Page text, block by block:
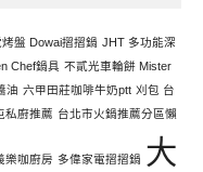
烤盤 Dowai摺摺鍋 JHT 多功能深
Chef鍋具 不貳光車輪餅 Mister
油 六甲田莊咖啡牛奶ptt 刈包 台
私廚推薦 台北市火鍋推薦分區懶
樂咖廚房 多偉家電摺摺鍋 大